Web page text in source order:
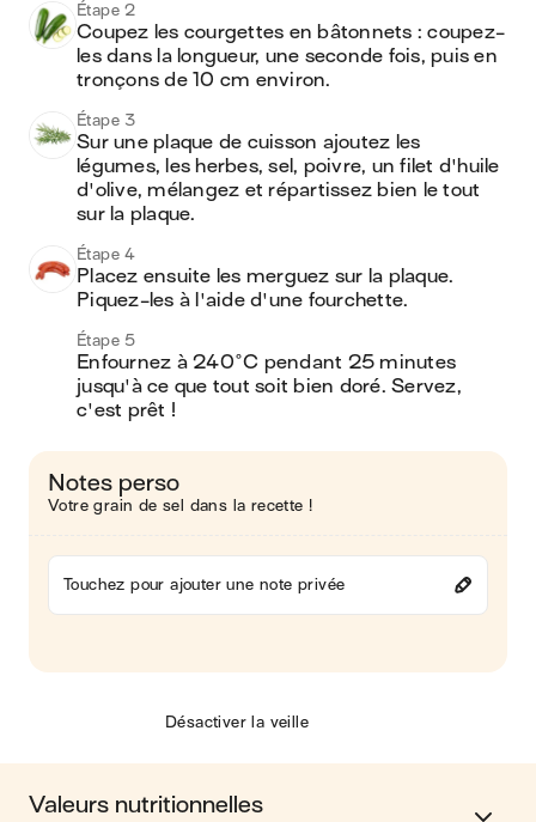
Étape 2
Coupez les courgettes en bâtonnets : coupez-
les dans la longueur, une seconde fois, puis en
tronçons de 10 cm environ.
Étape 3
Sur une plaque de cuisson ajoutez les
légumes, les herbes, sel, poivre, un filet d'huile
d'olive, mélangez et répartissez bien le tout
sur la plaque.
Étape 4
Placez ensuite les merguez sur la plaque.
Piquez-les à l'aide d'une fourchette.
Étape 5
Enfournez à 240°C pendant 25 minutes
jusqu'à ce que tout soit bien doré. Servez,
c'est prêt !
Notes perso
Votre grain de sel dans la recette !
Touchez pour ajouter une note privée
Désactiver la veille
Valeurs nutritionnelles